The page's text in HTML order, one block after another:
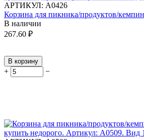
АРТИКУЛ: А0426
Корзина для пикника/продуктов/
В наличии
267.60 ₽
В корзину
+ −